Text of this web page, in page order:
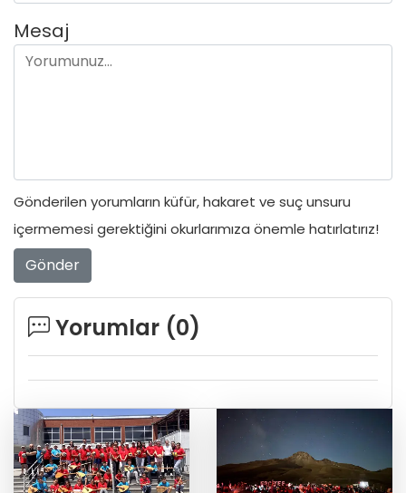
Mesaj
Gönderilen yorumların küfür, hakaret ve suç unsuru
içermemesi gerektiğini okurlarımıza önemle hatırlatırız!
Gönder
Yorumlar (0)